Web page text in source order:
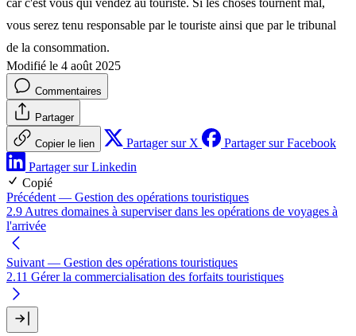
vous serez tenu responsable par le touriste ainsi que par le tribunal
de la consommation.
Modifié le 4 août 2025
Commentaires
Partager
Copier le lien Partager sur X
Partager sur Facebook
Partager sur Linkedin
Copié
Précédent — Gestion des opérations touristiques
2.9 Autres domaines à superviser dans les opérations de voyages à
l'arrivée
Suivant — Gestion des opérations touristiques
2.11 Gérer la commercialisation des forfaits touristiques